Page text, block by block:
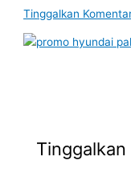
Tinggalkan
Tinggalkan